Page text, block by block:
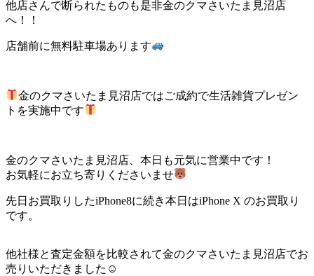
他店さんで断られたものも是非金のクマさいたま見沼店
へ！！
店舗前に無料駐車場あります
金のクマさいたま見沼店ではご成約で生活雑貨プレゼン
トを実施中です
金のクマさいたま見沼店、本日も元気に営業中です！
お気軽にお立ち寄りくださいませ
先日お買取りしたiPhone8に続き本日はiPhone X のお買取り
です。
他社様と査定金額を比較されて金のクマさいたま見沼店でお
売りいただきました☺